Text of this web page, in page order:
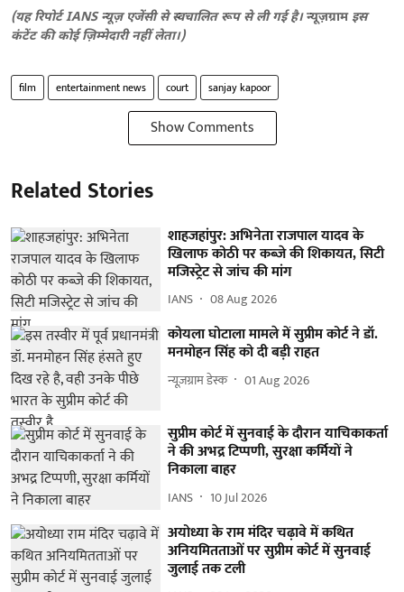
(यह रिपोर्ट IANS न्यूज़ एजेंसी से स्वचालित रूप से ली गई है।न्यूज़ग्राम इस
कंटेंट की कोई ज़िम्मेदारी नहीं लेता।)
film entertainment news court sanjay kapoor
Show Comments
Related Stories
शाहजहांपुर: अभिनेता राजपाल यादव के
खिलाफ कोठी पर कब्जे की शिकायत, सिटी
मजिस्ट्रेट से जांच की मांग
IANS 08 Aug 2026
कोयला घोटाला मामले में सुप्रीम कोर्ट ने डॉ.
मनमोहन सिंह को दी बड़ी राहत
न्यूज़ग्राम डेस्क 01 Aug 2026
सुप्रीम कोर्ट में सुनवाई के दौरान याचिकाकर्ता
ने की अभद्र टिप्पणी, सुरक्षा कर्मियों ने
निकाला बाहर
IANS 10 Jul 2026
अयोध्या के राम मंदिर चढ़ावे में कथित
अनियमितताओं पर सुप्रीम कोर्ट में सुनवाई
जुलाई तक टली